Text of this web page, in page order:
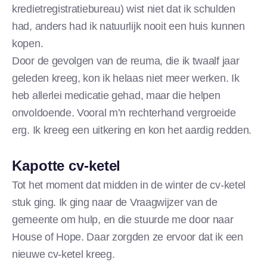
kredietregistratiebureau) wist niet dat ik schulden
had, anders had ik natuurlijk nooit een huis kunnen
kopen.
Door de gevolgen van de reuma, die ik twaalf jaar
geleden kreeg, kon ik helaas niet meer werken. Ik
heb allerlei medicatie gehad, maar die helpen
onvoldoende. Vooral m’n rechterhand vergroeide
erg. Ik kreeg een uitkering en kon het aardig redden.
Kapotte cv-ketel
Tot het moment dat midden in de winter de cv-ketel
stuk ging. Ik ging naar de Vraagwijzer van de
gemeente om hulp, en die stuurde me door naar
House of Hope. Daar zorgden ze ervoor dat ik een
nieuwe cv-ketel kreeg.